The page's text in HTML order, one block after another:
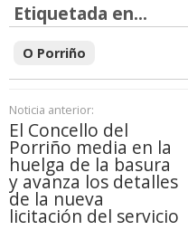
Etiquetada en...
O Porriño
Noticia anterior:
El Concello del
Porriño media en la
huelga de la basura
y avanza los detalles
de la nueva
licitación del servicio